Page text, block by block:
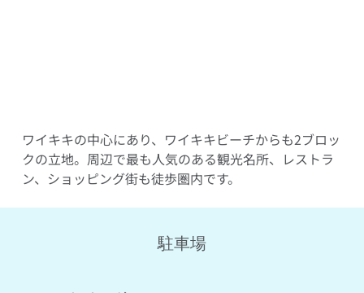
ワイキキの中心にあり、ワイキキビーチからも2ブロッ
クの立地。周辺で最も人気のある観光名所、レストラ
ン、ショッピング街も徒歩圏内です。
駐車場